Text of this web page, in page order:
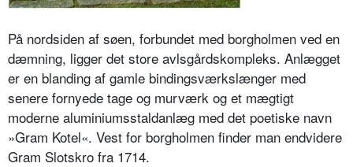
På nordsiden af søen, forbundet med borgholmen ved en
dæmning, ligger det store avlsgårdskompleks. Anlægget
er en blanding af gamle bindingsværkslænger med
senere fornyede tage og murværk og et mægtigt
moderne aluminiumsstaldanlæg med det poetiske navn
»Gram Kotel«. Vest for borgholmen finder man endvidere
Gram Slotskro fra 1714.